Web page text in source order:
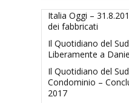
Italia Oggi –
dei fabbricati
Il Quotidiano del
Liberamente a
Il Quotidiano del
Condominio –
2017